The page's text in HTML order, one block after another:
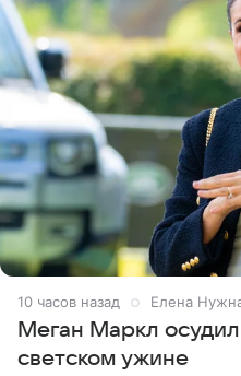
10 часов назад Елена
Меган Маркл
светском ужине